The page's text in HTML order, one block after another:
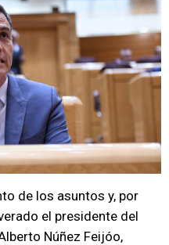
de los asuntos y, por
el presidente del
Núñez Feijóo,